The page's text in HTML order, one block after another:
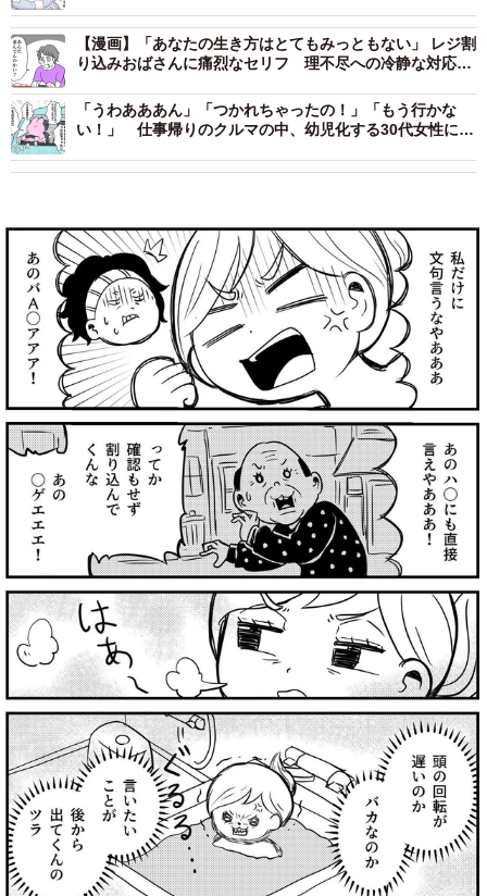
【漫画】「あなたの生き方はとてもみっともない」 レジ割
り込みおばさんに痛烈なセリフ 理不尽への冷静な対応に
「うわあああん」「つかれちゃったの！」「もう行かな
い！」 仕事帰りのクルマの中、幼児化する30代女性に共